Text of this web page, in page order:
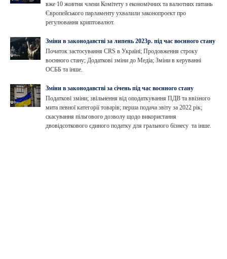
вже 10 жовтня члени Комітету з економічних та валютних питань
Європейського парламенту ухвалили законопроект про
регулювання криптовалют.
Зміни в законодавстві за липень 2023р. під час воєнного стану
Початок застосування CRS в Україні; Продовження строку
воєнного стану; Додаткові зміни до Медіа; Зміни в керуванні
ОСББ та інше.
Зміни в законодавстві за січень під час воєнного стану
Податкові зміни; звільнення від оподаткування ПДВ та ввізного
мита певної категорії товарів; перша подача звіту за 2022 рік;
скасування пільгового дозволу щодо використання
двовідсоткового єдиного податку для грального бізнесу та інше.